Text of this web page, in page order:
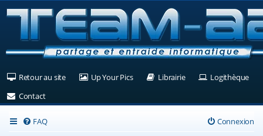
Retour au site(Ouvre un nouvel onglet)
Up Your Pics(Ouvre un nouvel onglet)
Librairie(Ouvre un nouvel
Logithèque
Contact(Ouvre un nouvel onglet)
FAQ
Connexion